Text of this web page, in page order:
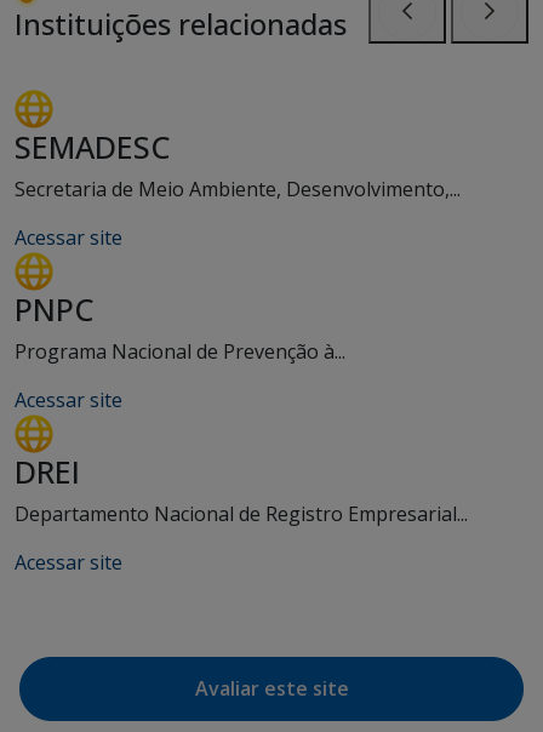
Instituições relacionadas
SEMADESC
Secretaria de Meio Ambiente, Desenvolvimento,...
Acessar site
PNPC
Programa Nacional de Prevenção à...
Acessar site
DREI
Departamento Nacional de Registro Empresarial...
Acessar site
Avaliar este site